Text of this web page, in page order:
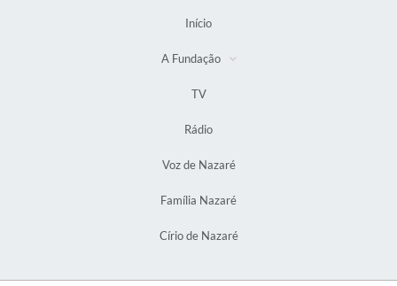
Início
A Fundação
TV
Rádio
Voz de Nazaré
Família Nazaré
Círio de Nazaré